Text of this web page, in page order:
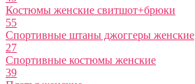
Костюмы женские свитшот+брюки
55
Спортивные штаны джоггеры женские
27
Спортивные костюмы женские
39